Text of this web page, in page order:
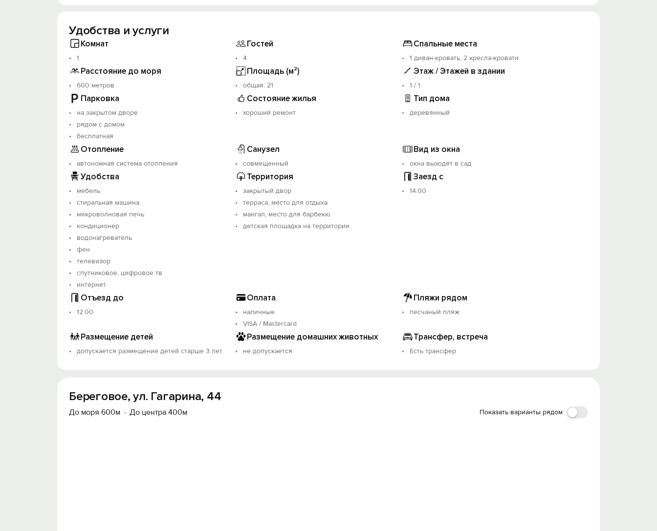
- мини-кухня (холодильник, электрочайник, микроволновая печь, посуда).
Удобства и услуги
Комнат
1
Гостей
4
Спальные места
1 диван-кровать, 2 кресла-кровати
Расстояние до моря
600 метров
Площадь (м²)
oбщая: 21
Этаж / Этажей в здании
1 / 1
Парковка
на закрытом дворе
рядом с домом
бесплатная
Состояние жилья
хороший ремонт
Тип дома
деревянный
Отопление
автономная система отопления
Санузел
совмещенный
Вид из окна
окна выходят в сад
Удобства
мебель
стиральная машина
микроволновая печь
кондиционер
водонагреватель
фен
телевизор
спутниковое, цифровое тв
интернет
Территория
закрытый двор
терраса, место для отдыха
мангал, место для барбекю
детская площадка на территории
Заезд с
14.00
Отъезд до
12.00
Оплата
наличные
VISA / Mastercard
Пляжи рядом
песчаный пляж
Размещение детей
допускается размещение детей старше 3 лет
Размещение домашних животных
не допускается
Трансфер, встреча
Есть трансфер
Береговое, ул. Гагарина, 44
До моря 600м До центра 400м Показать варианты рядом